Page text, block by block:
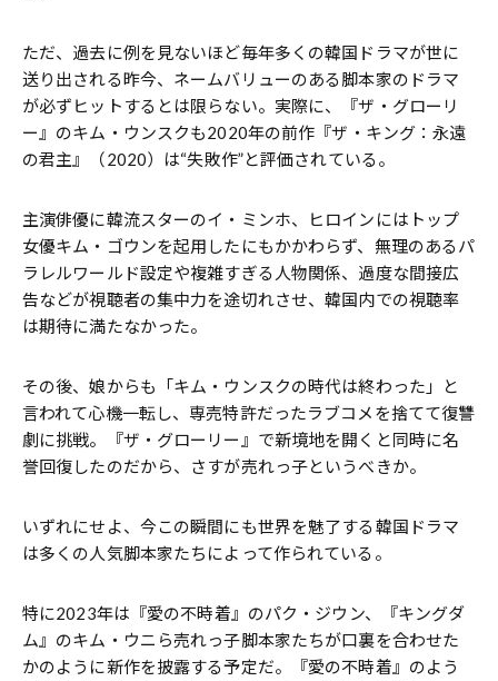
ただ、過去に例を見ないほど毎年多くの韓国ドラマが世に
送り出される昨今、ネームバリューのある脚本家のドラマ
が必ずヒットするとは限らない。実際に、『ザ・グローリ
ー』のキム・ウンスクも2020年の前作『ザ・キング：永遠
の君主』（2020）は“失敗作”と評価されている。
主演俳優に韓流スターのイ・ミンホ、ヒロインにはトップ
女優キム・ゴウンを起用したにもかかわらず、無理のあるパ
ラレルワールド設定や複雑すぎる人物関係、過度な間接広
告などが視聴者の集中力を途切れさせ、韓国内での視聴率
は期待に満たなかった。
その後、娘からも「キム・ウンスクの時代は終わった」と
言われて心機一転し、専売特許だったラブコメを捨てて復讐
劇に挑戦。『ザ・グローリー』で新境地を開くと同時に名
誉回復したのだから、さすが売れっ子というべきか。
いずれにせよ、今この瞬間にも世界を魅了する韓国ドラマ
は多くの人気脚本家たちによって作られている。
特に2023年は『愛の不時着』のパク・ジウン、『キングダ
ム』のキム・ウニら売れっ子脚本家たちが口裏を合わせた
かのように新作を披露する予定だ。『愛の不時着』のよう